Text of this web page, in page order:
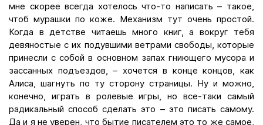
мне скорее всегда хотелось что-то написать – такое,
чтоб мурашки по коже. Механизм тут очень простой.
Когда в детстве читаешь много книг, а вокруг тебя
девяностые с их подувшими ветрами свободы, которые
принесли с собой в основном запах гниющего мусора и
зассанных подъездов, – хочется в конце концов, как
Алиса, шагнуть по ту сторону страницы. Ну и можно,
конечно, играть в ролевые игры, но все-таки самый
радикальный способ сделать это – это писать самому.
Да и я не уверен, что бытие писателем это то же самое,